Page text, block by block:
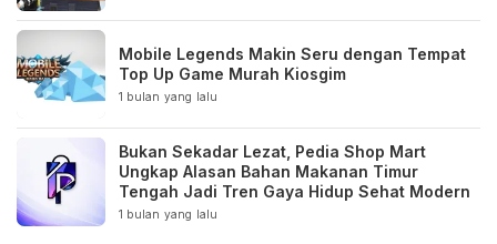
Mobile Legends Makin Seru dengan Tempat
Top Up Game Murah Kiosgim
1 bulan yang lalu
Bukan Sekadar Lezat, Pedia Shop Mart
Ungkap Alasan Bahan Makanan Timur
Tengah Jadi Tren Gaya Hidup Sehat Modern
1 bulan yang lalu